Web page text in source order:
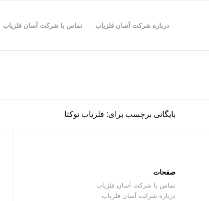
درباره شرکت آسان فلزیاب تماس با شرکت آسان فلزیاب
بایگانی برچسب برای: فلزیاب نوکتا
صفحات
تماس با شرکت آسان فلزیاب
درباره شرکت آسان فلزیاب